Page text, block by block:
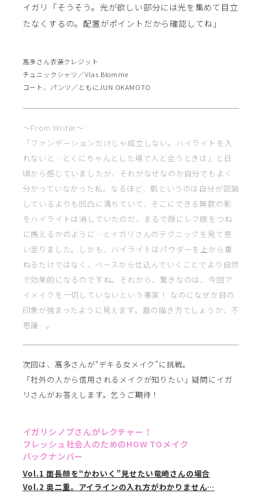
イガリ「そうそう。光が欲しい部分には光を集めて目立
たなくするの。配置がポイントだから確認してね」
髙多さん衣装クレジット
チュニックシャツ／Vlas Blomme
コート、パンツ／ともにJUN OKAMOTO
〜From Writer〜
「ファンデーションだけじゃ成立しない。ハイライトを入
れないと…とくにちゃんとした場で人と会うときは」と日
頃から感じていましたが、それがなぜなのか自分でもよく
分かっていなかった私。なるほど、肌というのは自分が認識
しているよりも凹凸に満ちていて、そこにできる無数の影
をハイライトは消していたのだ、まるで顔にレフ版をつね
に携えるかのように…とイガリさんのテクニックを見て思
い至りました。しかも、ハイライトはパウダーを上から重
ねるだけではなく、ベースから仕込んでいくことでより自然
で効果的になるのですね。それから、驚きなのは、今回ア
イメイクを一切していないという事実！ なのになぜか目の
印象が強まったように見えます。眉の描き方でしょうか、不
思議…。
次回は、髙多さんが“デキる女メイク”に挑戦。
「社外の人から信用されるメイクが知りたい」疑問にイガ
リさんがお答えします。乞うご期待！
イガリシノブさんがレクチャー！
フレッシュ社会人のためのHOW TOメイク
バックナンバー
Vol.1 面長顔を“かわいく”見せたい竜崎さんの場合
Vol.2 奥二重。アイラインの入れ方がわかりません…